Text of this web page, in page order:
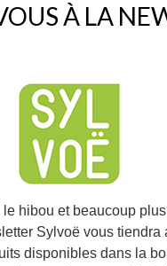
À LA
le hibou et beaucoup
Sylvoë vous tiendra
disponibles dans la